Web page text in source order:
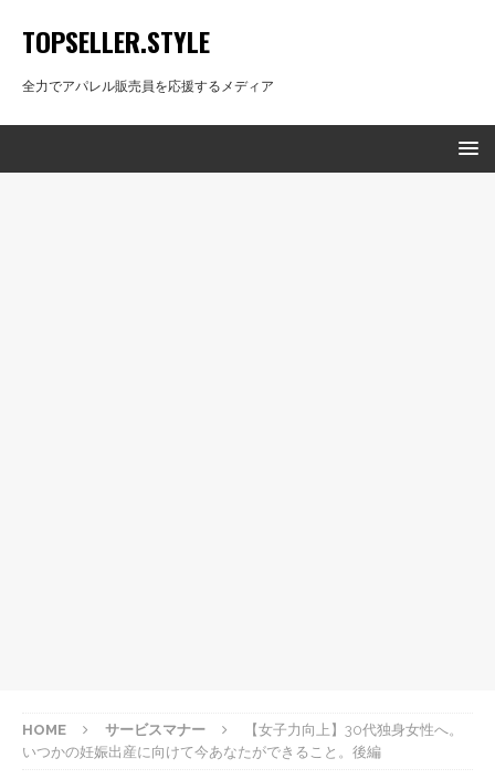
TOPSELLER.STYLE
全力でアパレル販売員を応援するメディア
HOME サービスマナー
【女子力向上】30代独身女性へ。
いつかの妊娠出産に向けて今あなたができること。後編